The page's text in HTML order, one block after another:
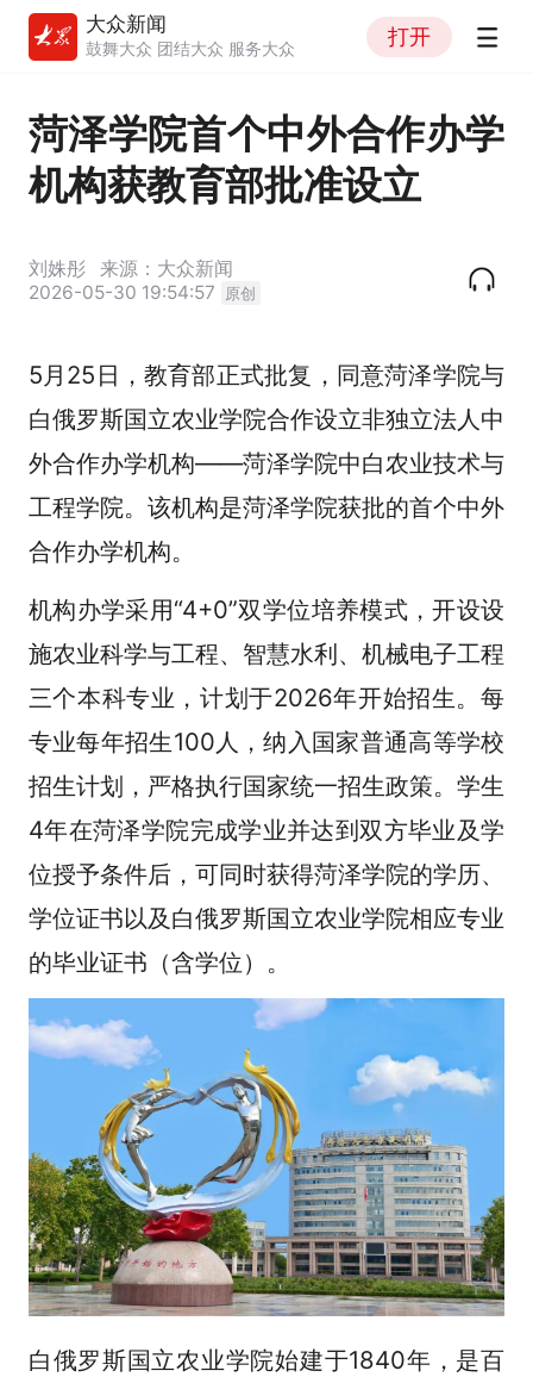
大众新闻
鼓舞大众 团结大众 服务大众
打开
菏泽学院首个中外合作办学
机构获教育部批准设立
刘姝彤
来源：大众新闻
2026-05-30 19:54:57
原创
5月25日，教育部正式批复，同意菏泽学院与
白俄罗斯国立农业学院合作设立非独立法人中
外合作办学机构——菏泽学院中白农业技术与
工程学院。该机构是菏泽学院获批的首个中外
合作办学机构。
机构办学采用“4+0”双学位培养模式，开设设
施农业科学与工程、智慧水利、机械电子工程
三个本科专业，计划于2026年开始招生。每
专业每年招生100人，纳入国家普通高等学校
招生计划，严格执行国家统一招生政策。学生
4年在菏泽学院完成学业并达到双方毕业及学
位授予条件后，可同时获得菏泽学院的学历、
学位证书以及白俄罗斯国立农业学院相应专业
的毕业证书（含学位）。
白俄罗斯国立农业学院始建于1840年，是百